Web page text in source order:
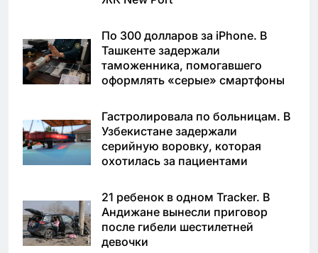
По 300 долларов за iPhone. В
Ташкенте задержали
таможенника, помогавшего
оформлять «серые» смартфоны
Гастролировала по больницам. В
Узбекистане задержали
серийную воровку, которая
охотилась за пациентами
21 ребенок в одном Tracker. В
Андижане вынесли приговор
после гибели шестилетней
девочки